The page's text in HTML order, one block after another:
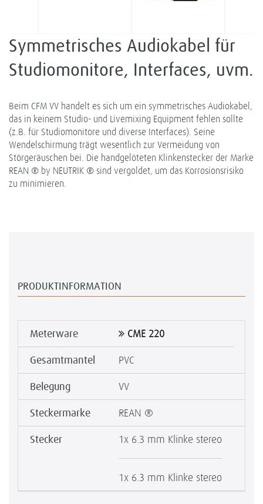
Symmetrisches Audiokabel für
Studiomonitore, Interfaces, uvm.
Beim CFM VV handelt es sich um ein symmetrisches Audiokabel,
das in keinem Studio- und Livemixing Equipment fehlen sollte
(z.B. für Studiomonitore und diverse Interfaces). Seine
Wendelschirmung trägt wesentlich zur Vermeidung von
Störgeräuschen bei. Die handgelöteten Klinkenstecker der Marke
REAN ® by NEUTRIK ® sind vergoldet, um das Korrosionsrisiko
zu minimieren.
PRODUKTINFORMATION
Meterware CME 220
Gesamtmantel PVC
Belegung VV
Steckermarke REAN ®
Stecker 1x 6.3 mm Klinke stereo
1x 6.3 mm Klinke stereo